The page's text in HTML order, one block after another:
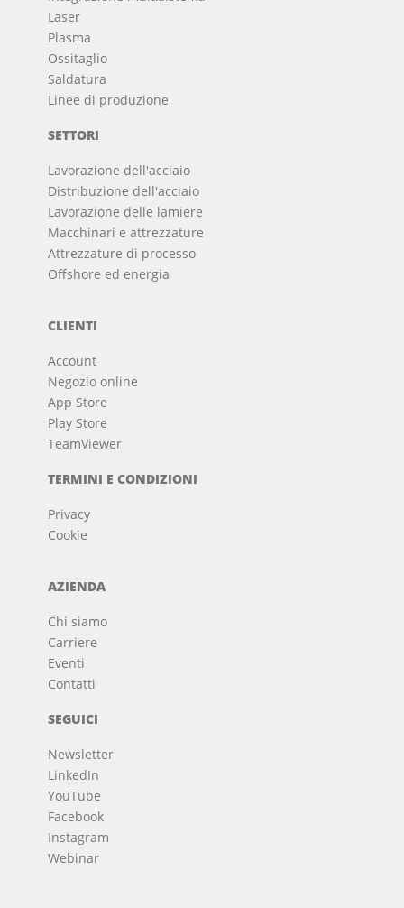
Laser
Plasma
Ossitaglio
Saldatura
Linee di produzione
SETTORI
Lavorazione dell'acciaio
Distribuzione dell'acciaio
Lavorazione delle lamiere
Macchinari e attrezzature
Attrezzature di processo
Offshore ed energia
CLIENTI
Account
Negozio online
App Store
Play Store
TeamViewer
TERMINI E CONDIZIONI
Privacy
Cookie
AZIENDA
Chi siamo
Carriere
Eventi
Contatti
SEGUICI
Newsletter
LinkedIn
YouTube
Facebook
Instagram
Webinar